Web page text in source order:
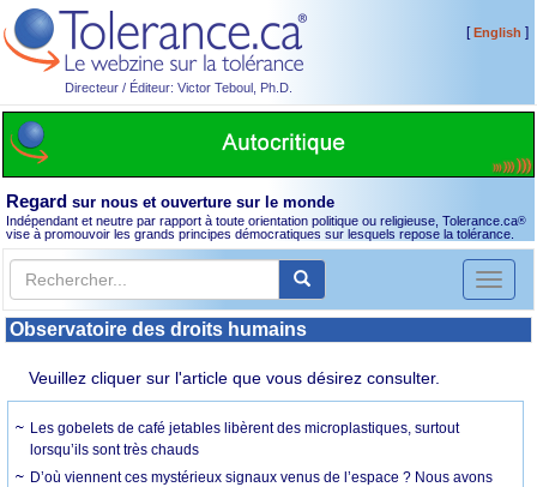
Directeur / Éditeur: Victor Teboul, Ph.D.
[English ]
Regard sur nous et ouverture sur le monde
Indépendant et neutre par rapport à toute orientation politique ou religieuse, Tolerance.ca®
vise à promouvoir les grands principes démocratiques sur lesquels repose la tolérance.
Toggle
Observatoire des droits humains
Veuillez cliquer sur l'article que vous désirez consulter.
Les gobelets de café jetables libèrent des microplastiques, surtout
lorsqu’ils sont très chauds
D’où viennent ces mystérieux signaux venus de l’espace ? Nous avons